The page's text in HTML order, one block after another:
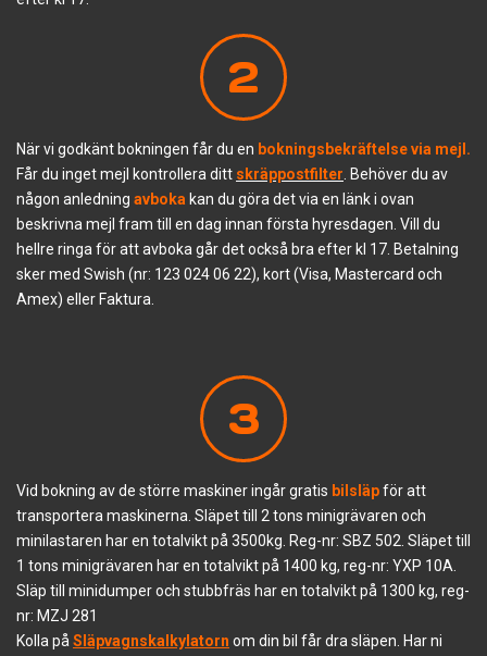
2
När vi godkänt bokningen får du en bokningsbekräftelse via mejl.
Får du inget mejl kontrollera ditt skräppostfilter . Behöver du av
någon anledning avboka kan du göra det via en länk i ovan
beskrivna mejl fram till en dag innan första hyresdagen. Vill du
hellre ringa för att avboka går det också bra efter kl 17. Betalning
sker med Swish (nr: 123 024 06 22), kort (Visa, Mastercard och
Amex) eller Faktura.
3
Vid bokning av de större maskiner ingår gratis bilsläpför att
transportera maskinerna. Släpet till 2 tons minigrävaren och
minilastaren har en totalvikt på 3500kg. Reg-nr: SBZ 502. Släpet till
1 tons minigrävaren har en totalvikt på 1400 kg, reg-nr: YXP 10A.
Släp till minidumper och stubbfräs har en totalvikt på 1300 kg, reg-
nr: MZJ 281
Kolla på Släpvagnskalkylatorn om din bil får dra släpen. Har ni